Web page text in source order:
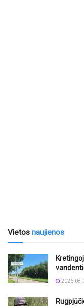
Vietos naujienos
2026-08-